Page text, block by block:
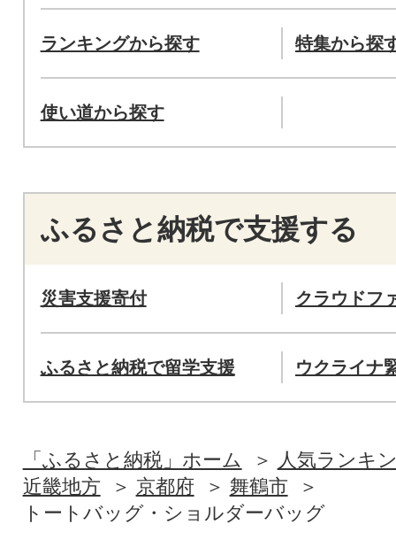
ランキングから探す 特集から探
使い道から探す
ふるさと納税で支援する
災害支援寄付 クラウドフ
ふるさと納税で留学支援 ウクライナ
「ふるさと納税」ホーム
人気ランキ
近畿地方
京都府
舞鶴市
トートバッグ・ショルダーバッグ